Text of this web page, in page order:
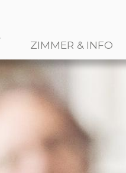
ZIMMER & INFO